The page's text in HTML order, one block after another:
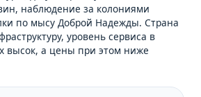
наблюдение за колониями
по мысу Доброй Надежды. Страна
уровень сервиса в
высок, а цены при этом ниже